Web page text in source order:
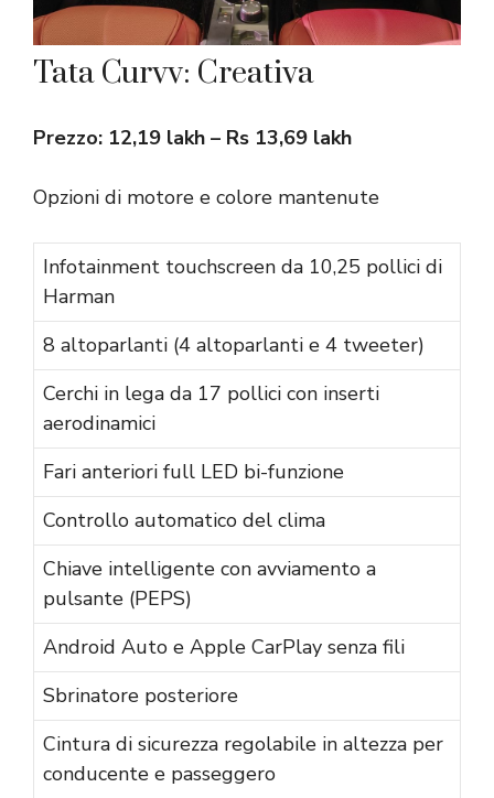
Tata Curvv: Creativa
Prezzo: 12,19 lakh – Rs 13,69 lakh
Opzioni di motore e colore mantenute
Infotainment touchscreen da 10,25 pollici di
Harman
8 altoparlanti (4 altoparlanti e 4 tweeter)
Cerchi in lega da 17 pollici con inserti
aerodinamici
Fari anteriori full LED bi-funzione
Controllo automatico del clima
Chiave intelligente con avviamento a
pulsante (PEPS)
Android Auto e Apple CarPlay senza fili
Sbrinatore posteriore
Cintura di sicurezza regolabile in altezza per
conducente e passeggero